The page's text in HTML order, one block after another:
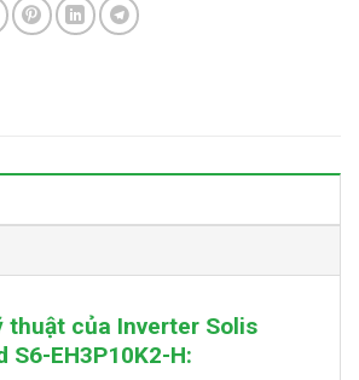
thuật của Inverter Solis
S6-EH3P10K2-H: